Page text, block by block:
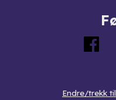
Endre/trekk